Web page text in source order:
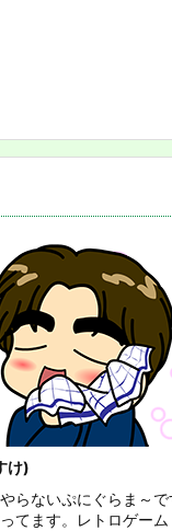
け)
らないぷにぐらま～
てます。レトロゲー